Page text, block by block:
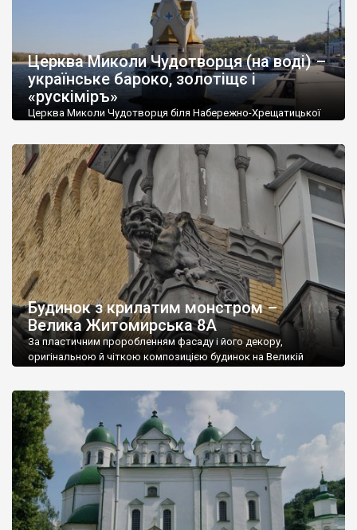
Церква Миколи Чудотворця (на воді) –
українське бароко, золотіщє і
«рускіміръ»
Церква Миколи Чудотворця біля Набережно-Хрещатицької
посеред водойми. Тобто не на острові (таких вистачає), а
саме посеред води. Відповідно він відомий як храм «на воді»
(«на водах»). Храм постав коштом компанії «Укррічфлот» за
сприяння її керівника Миколи Славова. Будівельні роботи
велися упродовж 2003-2004 років. Освятили […]
Будинок з крилатим монстром –
Велика Житомирська 8А
За пластичним проробленням фасаду і його декору,
оригінальною й чіткою композицією будинок на Великій
зодчества в архітектурі Києва. Окрасою цього чималого
шестиповерхового будинку є дивовижна скульптура
жахливої химери, образ якої колись був навіяний
знаменитими творами Віолле-де-Дюка, що прикрашають
всесвітньовідомий собор Нотр-Дам-де-Парі. На жаль […]